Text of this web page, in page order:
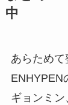
中
あらためて
ENHYPEN
ギョンミ